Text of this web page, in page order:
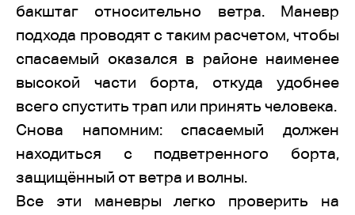
бакштаг относительно ветра. Маневр
подхода проводят с таким расчетом, чтобы
спасаемый оказался в районе наименее
высокой части борта, откуда удобнее
всего спустить трап или принять человека.
Снова напомним: спасаемый должен
находиться с подветренного борта,
защищённый от ветра и волны.
Все эти маневры легко проверить на